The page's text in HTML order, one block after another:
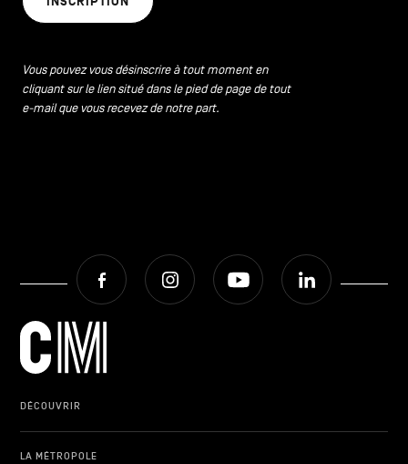
secondaire
COOKIES POLICY
NL EN
Vous pouvez vous désinscrire à tout moment en
cliquant sur le lien situé dans le pied de page de tout
e-mail que vous recevez de notre part.
Facebook Instagram Youtube
DÉCOUVRIR
LA MÉTROPOLE